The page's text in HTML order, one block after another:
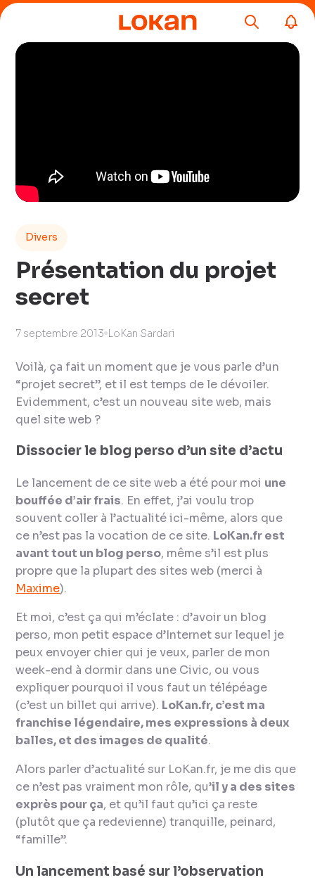
Divers
Présentation du projet
secret
7 septembre 2013 LoKan Sardari
Voilà, ça fait un moment que je vous parle d’un
“projet secret”, et il est temps de le dévoiler.
Evidemment, c’est un nouveau site web, mais
quel site web ?
Dissocier le blog perso d’un site d’actu
Le lancement de ce site web a été pour moi une
bouffée d’air frais. En effet, j’ai voulu trop
souvent coller à l’actualité ici-même, alors que
ce n’est pas la vocation de ce site. LoKan.fr est
avant tout un blog perso, même s’il est plus
propre que la plupart des sites web (merci à
Maxime).
Et moi, c’est ça qui m’éclate : d’avoir un blog
perso, mon petit espace d’Internet sur lequel je
peux envoyer chier qui je veux, parler de mon
week-end à dormir dans une Civic, ou vous
expliquer pourquoi il vous faut un télépéage
(c’est un billet qui arrive). LoKan.fr, c’est ma
franchise légendaire, mes expressions à deux
balles, et des images de qualité.
Alors parler d’actualité sur LoKan.fr, je me dis que
ce n’est pas vraiment mon rôle, qu’il y a des sites
exprès pour ça, et qu’il faut qu’ici ça reste
(plutôt que ça redevienne) tranquille, peinard,
“famille”.
Un lancement basé sur l’observation